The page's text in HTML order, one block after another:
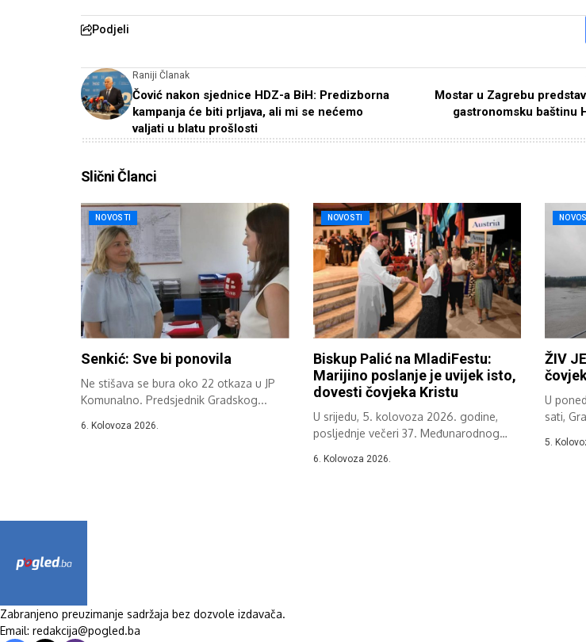
Podjeli
Raniji Članak
Čović nakon sjednice HDZ-a BiH: Predizborna
kampanja će biti prljava, ali mi se nećemo
valjati u blatu prošlosti
Mostar u Zagrebu
gastronomsku baštinu
Slični Članci
NOVOSTI
Senkić: Sve bi ponovila
Ne stišava se bura oko 22 otkaza u JP
Komunalno. Predsjednik Gradskog...
6. Kolovoza 2026.
NOVOSTI
Biskup Palić na MladiFestu:
Marijino poslanje je uvijek isto,
dovesti čovjeka Kristu
U srijedu, 5. kolovoza 2026. godine,
posljednje večeri 37. Međunarodnog
6. Kolovoza 2026.
ŽIV
U
sati,
5.
Zabranjeno preuzimanje sadržaja bez dozvole izdavača.
Email: redakcija@pogled.ba